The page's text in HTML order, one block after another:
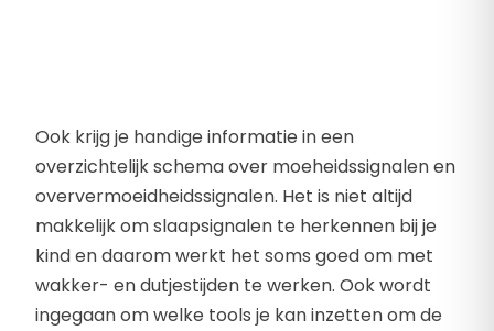
Ook krijg je handige informatie in een
overzichtelijk schema over moeheidssignalen en
oververmoeidheidssignalen. Het is niet altijd
makkelijk om slaapsignalen te herkennen bij je
kind en daarom werkt het soms goed om met
wakker- en dutjestijden te werken. Ook wordt
ingegaan om welke tools je kan inzetten om de